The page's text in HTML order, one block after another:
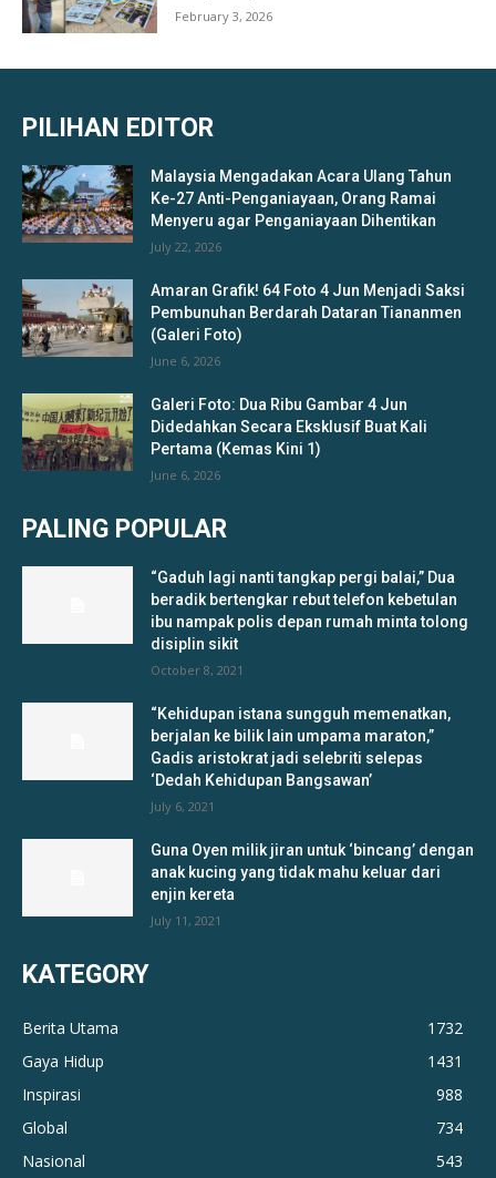
February 3, 2026
PILIHAN EDITOR
Malaysia Mengadakan Acara Ulang Tahun
Ke-27 Anti-Penganiayaan, Orang Ramai
Menyeru agar Penganiayaan Dihentikan
July 22, 2026
Amaran Grafik! 64 Foto 4 Jun Menjadi Saksi
Pembunuhan Berdarah Dataran Tiananmen
(Galeri Foto)
June 6, 2026
Galeri Foto: Dua Ribu Gambar 4 Jun
Didedahkan Secara Eksklusif Buat Kali
Pertama (Kemas Kini 1)
June 6, 2026
PALING POPULAR
“Gaduh lagi nanti tangkap pergi balai,” Dua
beradik bertengkar rebut telefon kebetulan
ibu nampak polis depan rumah minta tolong
disiplin sikit
October 8, 2021
“Kehidupan istana sungguh memenatkan,
berjalan ke bilik lain umpama maraton,”
Gadis aristokrat jadi selebriti selepas
‘Dedah Kehidupan Bangsawan’
July 6, 2021
Guna Oyen milik jiran untuk ‘bincang’ dengan
anak kucing yang tidak mahu keluar dari
enjin kereta
July 11, 2021
KATEGORY
Berita Utama
1732
Gaya Hidup
1431
Inspirasi
988
Global
734
Nasional
543